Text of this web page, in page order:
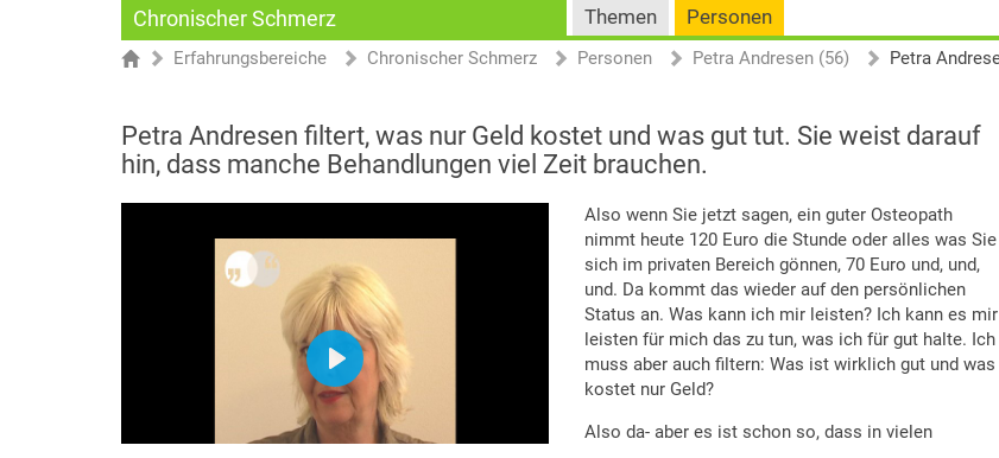
Chronischer Schmerz Themen Personen
Sie sind hier
StartseiteErfahrungsbereiche Chronischer Schmerz Personen Petra Andresen (56)
Petra Andresen filtert, was nur Geld kostet und was gut tut. Sie weist darauf
hin, dass manche Behandlungen viel Zeit brauchen.
Also wenn Sie jetzt sagen, ein guter Osteopath
nimmt heute 120 Euro die Stunde oder alles was Sie
sich im privaten Bereich gönnen, 70 Euro und, und,
und. Da kommt das wieder auf den persönlichen
Status an. Was kann ich mir leisten? Ich kann es mir
leisten für mich das zu tun, was ich für gut halte. Ich
muss aber auch filtern: Was ist wirklich gut und was
kostet nur Geld?
Also da- aber es ist schon so, dass in vielen